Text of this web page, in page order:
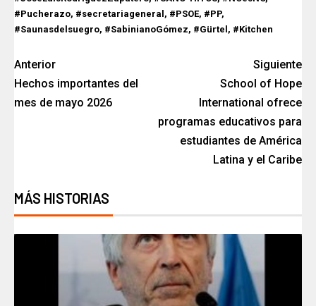
#Pucherazo, #secretariageneral, #PSOE, #PP,
#Saunasdelsuegro, #SabinianoGómez, #Gürtel, #Kitchen
Anterior
Hechos importantes del
mes de mayo 2026
Siguiente
School of Hope
International ofrece
programas educativos para
estudiantes de América
Latina y el Caribe
MÁS HISTORIAS